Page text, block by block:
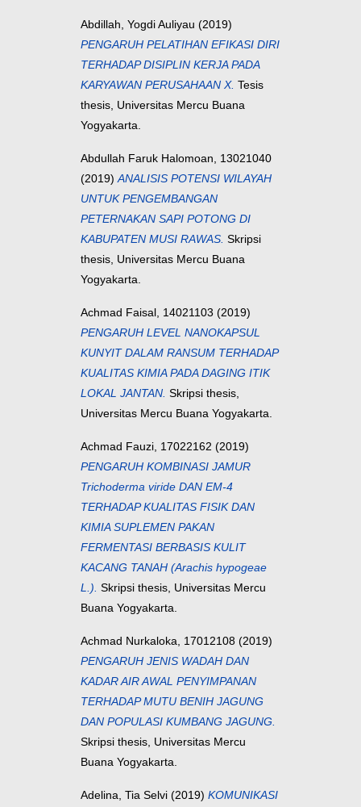
Abdillah, Yogdi Auliyau (2019)
PENGARUH PELATIHAN EFIKASI DIRI
TERHADAP DISIPLIN KERJA PADA
KARYAWAN PERUSAHAAN X. Tesis
thesis, Universitas Mercu Buana
Yogyakarta.
Abdullah Faruk Halomoan, 13021040
(2019)ANALISIS POTENSI WILAYAH
UNTUK PENGEMBANGAN
PETERNAKAN SAPI POTONG DI
KABUPATEN MUSI RAWAS. Skripsi
thesis, Universitas Mercu Buana
Yogyakarta.
Achmad Faisal, 14021103 (2019)
PENGARUH LEVEL NANOKAPSUL
KUNYIT DALAM RANSUM TERHADAP
KUALITAS KIMIA PADA DAGING ITIK
LOKAL JANTAN. Skripsi thesis,
Universitas Mercu Buana Yogyakarta.
Achmad Fauzi, 17022162 (2019)
PENGARUH KOMBINASI JAMUR
Trichoderma viride DAN EM-4
TERHADAP KUALITAS FISIK DAN
KIMIA SUPLEMEN PAKAN
FERMENTASI BERBASIS KULIT
KACANG TANAH (Arachis hypogeae
L.). Skripsi thesis, Universitas Mercu
Buana Yogyakarta.
Achmad Nurkaloka, 17012108 (2019)
PENGARUH JENIS WADAH DAN
KADAR AIR AWAL PENYIMPANAN
TERHADAP MUTU BENIH JAGUNG
DAN POPULASI KUMBANG JAGUNG.
Skripsi thesis, Universitas Mercu
Buana Yogyakarta.
Adelina, Tia Selvi (2019) KOMUNIKASI